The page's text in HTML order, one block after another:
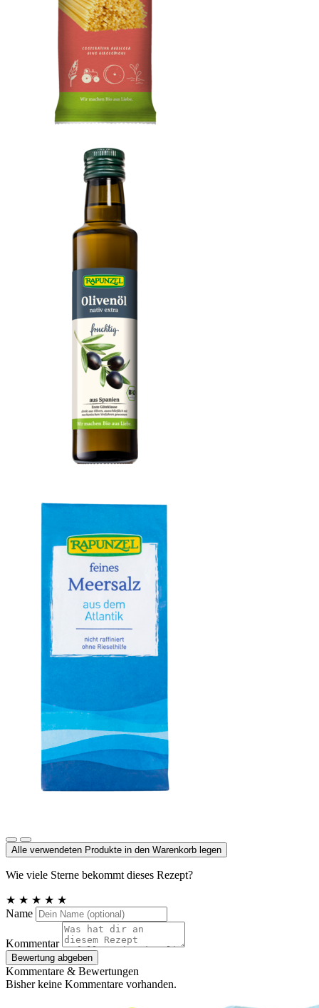
Alle verwendeten Produkte in den Warenkorb legen
Wie viele Sterne bekommt dieses Rezept?
★ ★ ★ ★ ★
Name
Kommentar
Bewertung abgeben
Kommentare & Bewertungen
Bisher keine Kommentare vorhanden.